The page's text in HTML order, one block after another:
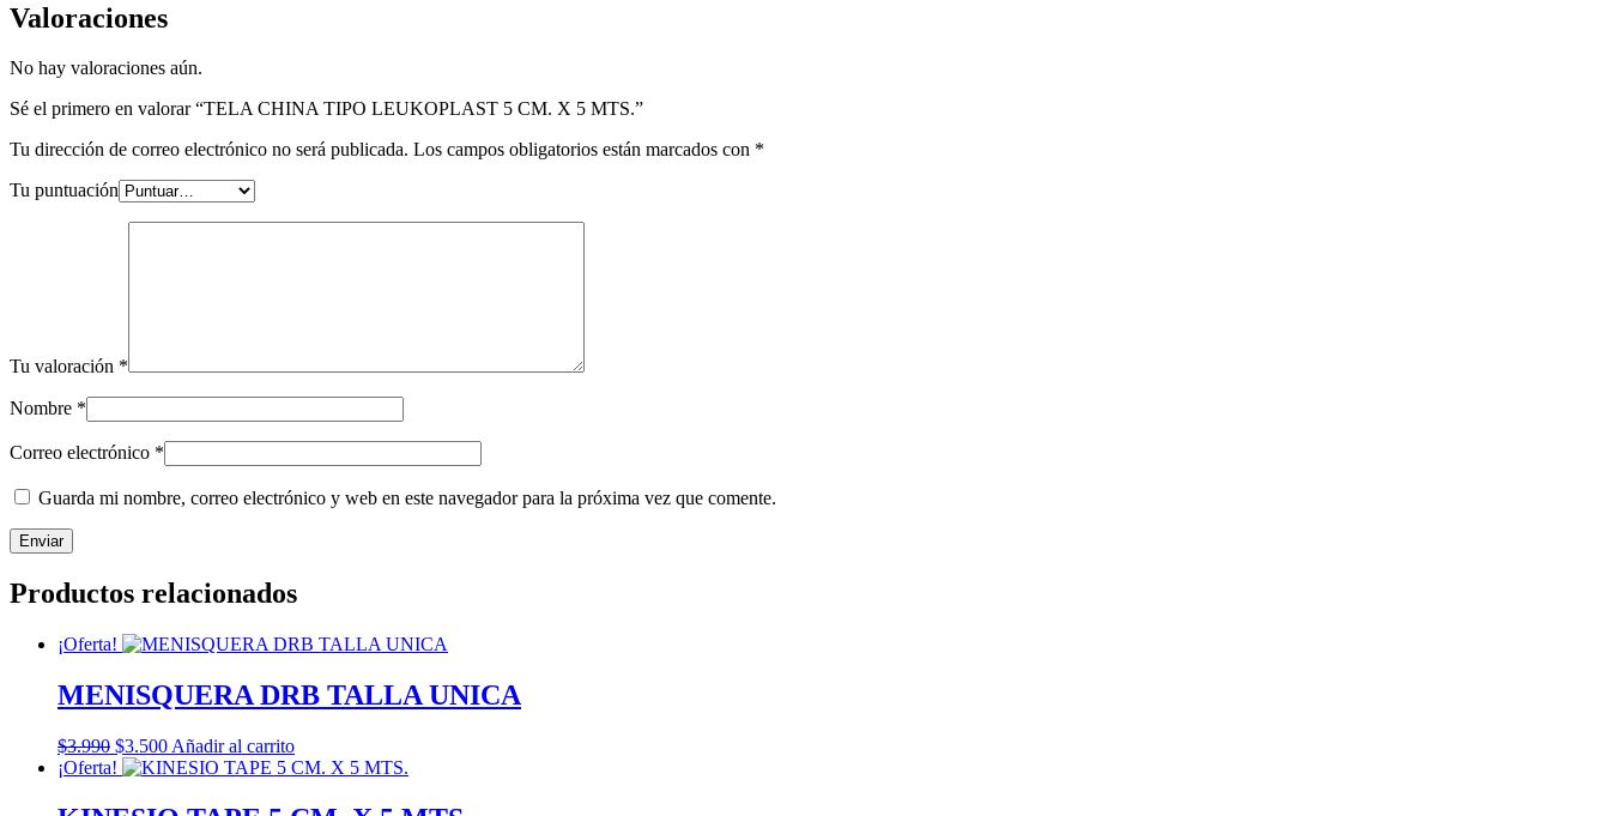
Valoraciones
No hay valoraciones aún.
Sé el primero en valorar “TELA CHINA TIPO LEUKOPLAST 5 CM. X 5 MTS.”
Tu dirección de correo electrónico no será publicada. Los campos obligatorios están marcados con *
Tu puntuación
Tu valoración *
Nombre *
Correo electrónico *
Guarda mi nombre, correo electrónico y web en este navegador para la próxima vez que comente.
Productos relacionados
¡Oferta!
MENISQUERA DRB TALLA UNICA
$3.990 El
precio
era:
$3.500El
precio
es:
Añadir al carrito
¡Oferta!